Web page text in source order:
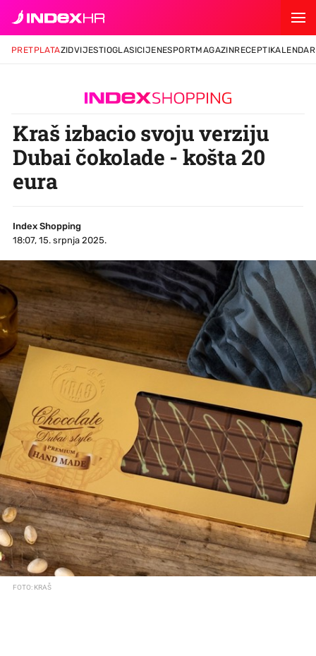
PRETPLATAZIDVIJESTIOGLASICIJENESPORTMAGAZINRECEPTIKALENDAR
Kraš izbacio svoju verziju
Dubai čokolade - košta 20
eura
Index Shopping
18:07, 15. srpnja 2025.
FOTO: KRAŠ